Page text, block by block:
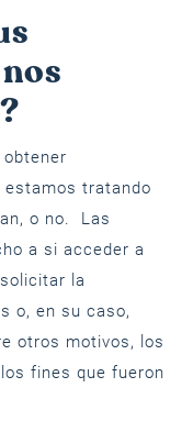
tratando
o no. Las
a si acceder a
la
o, en su caso,
otros motivos, los
fines que fueron